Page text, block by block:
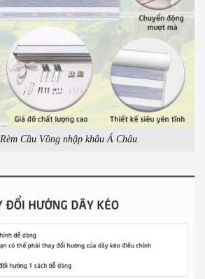
Cầu Vồng nhập khẩu Á Châu